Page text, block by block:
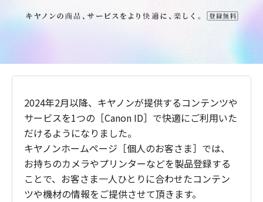
2024年2月以降、キヤノンが提供するコンテンツや
サービスを1つの［Canon ID］で快適にご利用いた
だけるようになりました。
キヤノンホームページ［個人のお客さま］では、
お持ちのカメラやプリンターなどを製品登録する
ことで、お客さま一人ひとりに合わせたコンテン
ツや機材の情報をご提供させて頂きます。